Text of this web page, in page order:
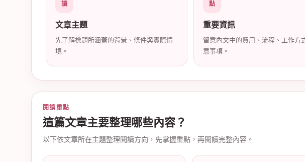
店
讀
文章主題
先了解標題所涵蓋的背景、條件與實際情
境。
點
重要資訊
留意內文中的費用、流程、工作方
意事項。
閱讀重點
這篇文章主要整理哪些內容？
以下依文章所在主題整理閱讀方向，先掌握重點，再閱讀完整內容。